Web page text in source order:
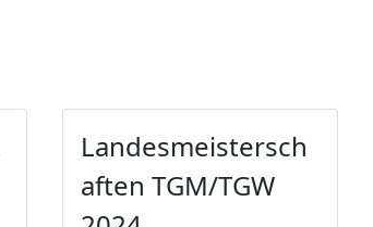
Landesmeistersch
aften TGM/TGW